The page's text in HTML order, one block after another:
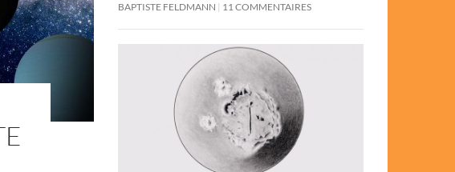
BAPTISTE FELDMANN
11 COMMENTAIRES